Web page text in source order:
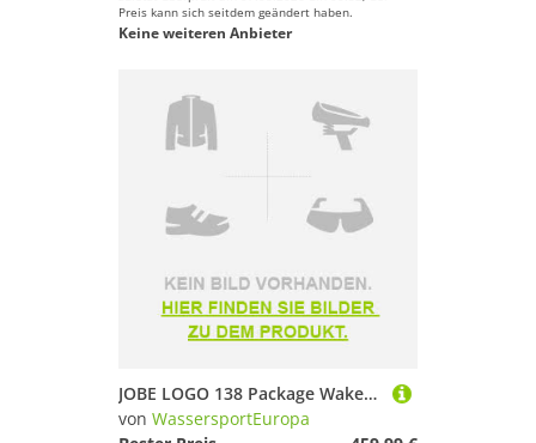
Preis kann sich seitdem geändert haben.
Keine weiteren Anbieter
JOBE LOGO 138 Package Wakeboard mit UNIT Wakeboardbindung, Hantel und Tasche
von WassersportEuropa